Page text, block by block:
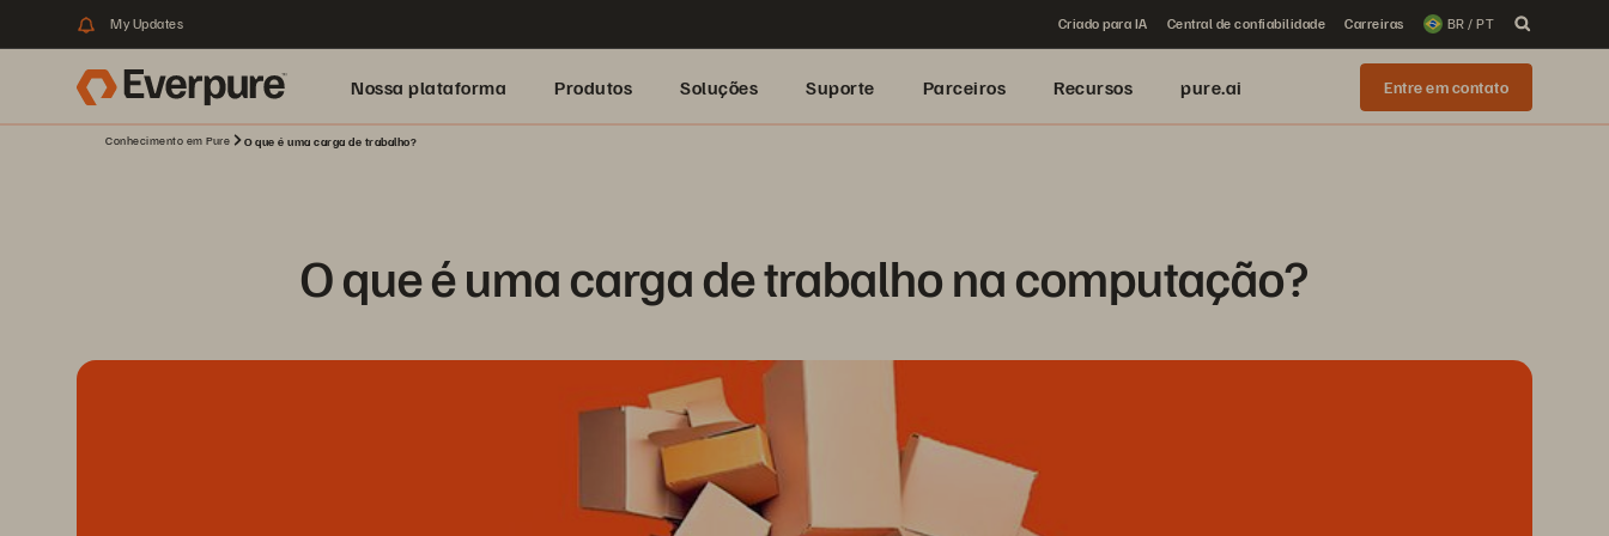
My Updates Criado para IA Central de confiabilidade Carreiras BR / PT
Nossa plataforma Produtos Soluções Suporte Parceiros Recursos pure.ai Entre em contato
Conhecimento em Pure O que é uma carga de trabalho?
O que é uma carga de trabalho na computação?